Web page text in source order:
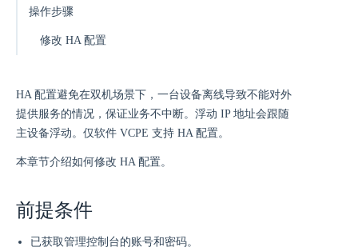
操作步骤
修改 HA 配置
HA 配置避免在双机场景下，一台设备离线导致不能对外
提供服务的情况，保证业务不中断。浮动 IP 地址会跟随
主设备浮动。仅软件 VCPE 支持 HA 配置。
本章节介绍如何修改 HA 配置。
前提条件
已获取管理控制台的账号和密码。